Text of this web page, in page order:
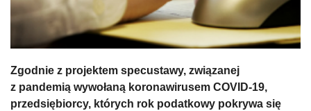
Zgodnie z projektem specustawy, związanej
z pandemią wywołaną koronawirusem COVID-19,
przedsiębiorcy, których rok podatkowy pokrywa się